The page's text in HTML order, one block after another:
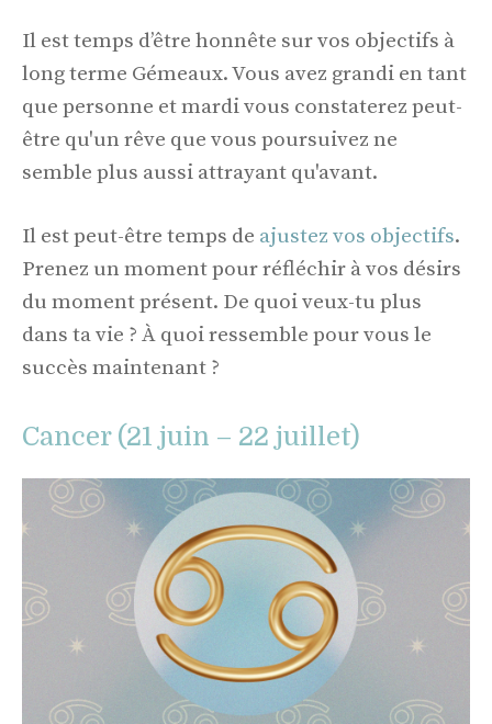
Il est temps d’être honnête sur vos objectifs à
long terme Gémeaux. Vous avez grandi en tant
que personne et mardi vous constaterez peut-
être qu'un rêve que vous poursuivez ne
semble plus aussi attrayant qu'avant.
Il est peut-être temps de ajustez vos objectifs.
Prenez un moment pour réfléchir à vos désirs
du moment présent. De quoi veux-tu plus
dans ta vie ? À quoi ressemble pour vous le
succès maintenant ?
Cancer (21 juin – 22 juillet)